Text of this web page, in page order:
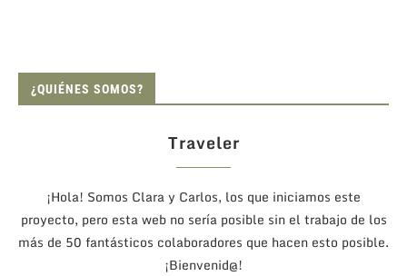
¿QUIÉNES SOMOS?
Traveler
¡Hola! Somos Clara y Carlos, los que iniciamos este
proyecto, pero esta web no sería posible sin el trabajo de los
más de 50 fantásticos colaboradores que hacen esto posible.
¡Bienvenid@!